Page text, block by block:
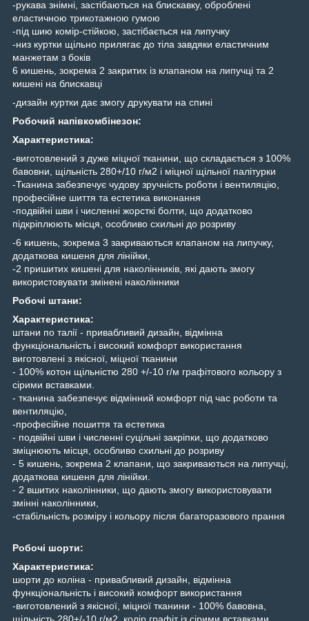
-рукава знімні, застібаються на блискавку, оброблені
еластичною трикотажною гумою
-під шию комір-стійкою, застібається на липучку
-низ куртки щільно прилягає до тіла завдяки еластичним
манжетам з боків
6 кишень, зокрема 2 закритих із клапаном на липучці та 2
кишені на блискавці
-дизайн куртки дає змогу друкувати на спині
Робочий напівкомбінезон:
Характеристика:
-виготовлений з дуже міцної тканини, що складається з 100%
бавовни, щільність 280+/10 г/м2 і міцної щільної палітурки
-Тканина забезпечує чудову зручність роботи і вентиляцію,
професійне шиття та естетика виконання
-подвійні шви і численні жорсткі болти, що додатково
підкріплюють місця, особливо схильні до розриву
-6 кишень, зокрема 3 закриваються клапаном на липучку,
додаткова кишеня для лінійки,
-2 пришитих кишені для наколінників, які дають змогу
використовувати змінені наколінники
Робочі штани:
Характеристика:
штани по талії - привабливий дизайн, відмінна
функціональність і високий комфорт використання
виготовлені з якісної, міцної тканини
- 100% котон щільністю 280 +/-10 г/м графітового кольору з
сірими вставками.
- тканина забезпечує відмінний комфорт під час роботи та
вентиляцію,
-професійне пошиття та естетика
- подвійні шви і численні суцільні закріпки, що додатково
зміцнюють місця, особливо схильні до розриву
- 5 кишень, зокрема 2 клапани, що закриваються на липучці,
додаткова кишеня для лінійки.
- 2 вшитих наколінники, що дають змогу використовувати
змінні наколінники,
-стабільність розміру і кольору після багаторазового прання
Робочі шорти:
Характеристика:
шорти до коліна - привабливий дизайн, відмінна
функціональність і високий комфорт використання
-виготовлений з якісної, міцної тканини - 100% бавовна,
щільність 280+/-10 г/м2, колір графіт із сірими вставками